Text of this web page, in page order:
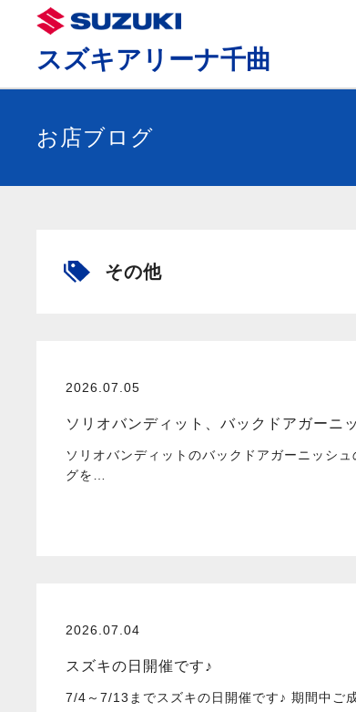
スズキアリーナ千曲
お店ブログ
その他
2026.07.05
ソリオバンディット、バックドアガーニ
ソリオバンディットのバックドアガーニッシ
グを…
2026.07.04
スズキの日開催です♪
7/4～7/13までスズキの日開催です♪ 期間中ご